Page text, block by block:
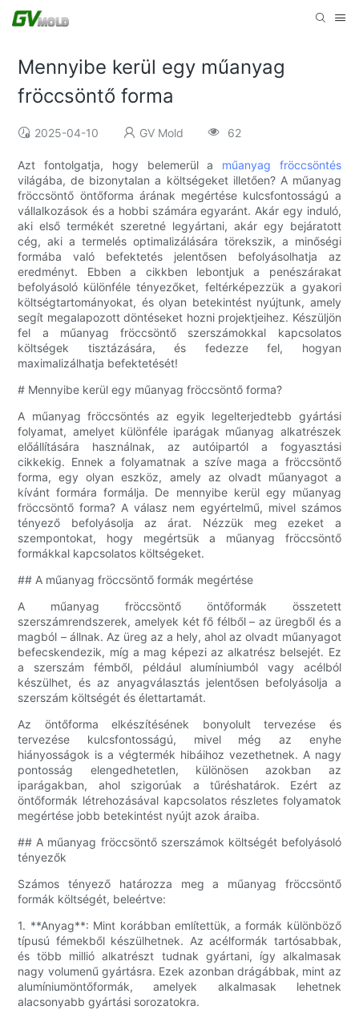
Mennyibe kerül egy műanyag
fröccsöntő forma
2025-04-10 GV Mold 62
Azt fontolgatja, hogy belemerül a műanyag fröccsöntés
világába, de bizonytalan a költségeket illetően? A műanyag
fröccsöntő öntőforma árának megértése kulcsfontosságú a
vállalkozások és a hobbi számára egyaránt. Akár egy induló,
aki első termékét szeretné legyártani, akár egy bejáratott
cég, aki a termelés optimalizálására törekszik, a minőségi
formába való befektetés jelentősen befolyásolhatja az
eredményt. Ebben a cikkben lebontjuk a penészárakat
befolyásoló különféle tényezőket, feltérképezzük a gyakori
költségtartományokat, és olyan betekintést nyújtunk, amely
segít megalapozott döntéseket hozni projektjeihez. Készüljön
fel a műanyag fröccsöntő szerszámokkal kapcsolatos
költségek tisztázására, és fedezze fel, hogyan
maximalizálhatja befektetését!
# Mennyibe kerül egy műanyag fröccsöntő forma?
A műanyag fröccsöntés az egyik legelterjedtebb gyártási
folyamat, amelyet különféle iparágak műanyag alkatrészek
előállítására használnak, az autóipartól a fogyasztási
cikkekig. Ennek a folyamatnak a szíve maga a fröccsöntő
forma, egy olyan eszköz, amely az olvadt műanyagot a
kívánt formára formálja. De mennyibe kerül egy műanyag
fröccsöntő forma? A válasz nem egyértelmű, mivel számos
tényező befolyásolja az árat. Nézzük meg ezeket a
szempontokat, hogy megértsük a műanyag fröccsöntő
formákkal kapcsolatos költségeket.
## A műanyag fröccsöntő formák megértése
A műanyag fröccsöntő öntőformák összetett
szerszámrendszerek, amelyek két fő félből – az üregből és a
magból – állnak. Az üreg az a hely, ahol az olvadt műanyagot
befecskendezik, míg a mag képezi az alkatrész belsejét. Ez
a szerszám fémből, például alumíniumból vagy acélból
készülhet, és az anyagválasztás jelentősen befolyásolja a
szerszám költségét és élettartamát.
Az öntőforma elkészítésének bonyolult tervezése és
tervezése kulcsfontosságú, mivel még az enyhe
hiányosságok is a végtermék hibáihoz vezethetnek. A nagy
pontosság elengedhetetlen, különösen azokban az
iparágakban, ahol szigorúak a tűréshatárok. Ezért az
öntőformák létrehozásával kapcsolatos részletes folyamatok
megértése jobb betekintést nyújt azok áraiba.
## A műanyag fröccsöntő szerszámok költségét befolyásoló
tényezők
Számos tényező határozza meg a műanyag fröccsöntő
formák költségét, beleértve:
1. **Anyag**: Mint korábban említettük, a formák különböző
típusú fémekből készülhetnek. Az acélformák tartósabbak,
és több millió alkatrészt tudnak gyártani, így alkalmasak
nagy volumenű gyártásra. Ezek azonban drágábbak, mint az
alumíniumöntőformák, amelyek alkalmasak lehetnek
alacsonyabb gyártási sorozatokra.